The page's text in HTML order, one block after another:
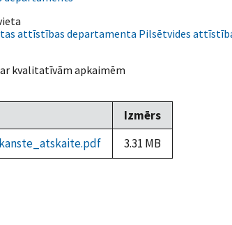
attīstības departamenta Pilsētvides
kvalitatīvām apkaimēm
Izmērs
3.31 MB